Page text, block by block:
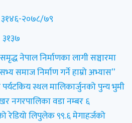
३१४६-२०७८/७९
३१३७
नेपाल निर्माणका लागी सञ्चारमा
समाज निर्माण गर्ने हाम्रो अभ्यास”
पर्यटकिय स्थल मालिकार्जुनको पुन्य भुमी
नगरपालिका वडा नम्बर ६
रेडियो लिपुलेक ९९.६ मेगाहर्जको